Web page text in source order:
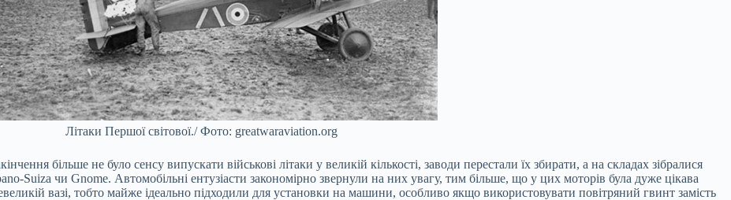
Літаки Першої світової./ Фото: greatwaraviation.org
більше не було сенсу випускати військові літаки у великій кількості, заводи перестали їх збирати, а на складах зібралися
Suiza чи Gnome. Автомобільні ентузіасти закономірно звернули на них увагу, тим більше, що у цих моторів була дуже цікава
вазі, тобто майже ідеально підходили для установки на машини, особливо якщо використовувати повітряний гвинт замість